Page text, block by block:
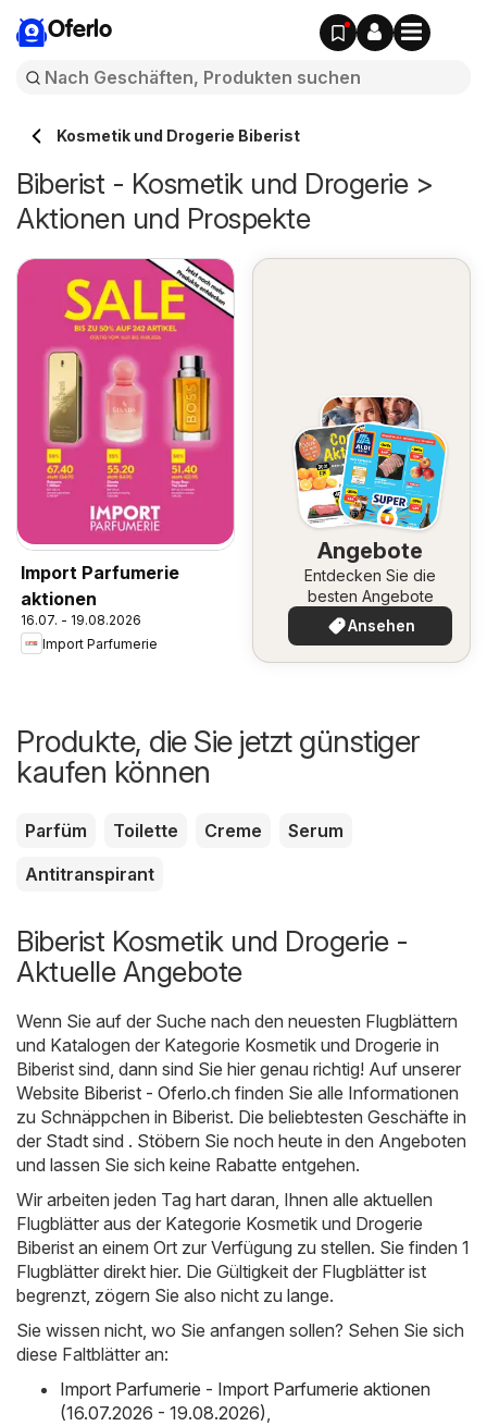
Oferlo
Kosmetik und Drogerie Biberist
Biberist - Kosmetik und Drogerie >
Aktionen und Prospekte
Import Parfumerie
aktionen
16.07. - 19.08.2026
Import Parfumerie
Angebote
Entdecken Sie die
besten Angebote
Ansehen
Produkte, die Sie jetzt günstiger
kaufen können
Parfüm Toilette Creme
Serum
Antitranspirant
Biberist Kosmetik und Drogerie -
Aktuelle Angebote
Wenn Sie auf der Suche nach den neuesten Flugblättern
und Katalogen der Kategorie Kosmetik und Drogerie in
Biberist sind, dann sind Sie hier genau richtig! Auf unserer
Website Biberist - Oferlo.ch finden Sie alle Informationen
zu Schnäppchen in Biberist. Die beliebtesten Geschäfte in
der Stadt sind . Stöbern Sie noch heute in den Angeboten
und lassen Sie sich keine Rabatte entgehen.
Wir arbeiten jeden Tag hart daran, Ihnen alle aktuellen
Flugblätter aus der Kategorie Kosmetik und Drogerie
Biberist an einem Ort zur Verfügung zu stellen. Sie finden 1
Flugblätter direkt hier. Die Gültigkeit der Flugblätter ist
begrenzt, zögern Sie also nicht zu lange.
Sie wissen nicht, wo Sie anfangen sollen? Sehen Sie sich
diese Faltblätter an:
Import Parfumerie - Import Parfumerie aktionen
(16.07.2026 - 19.08.2026),